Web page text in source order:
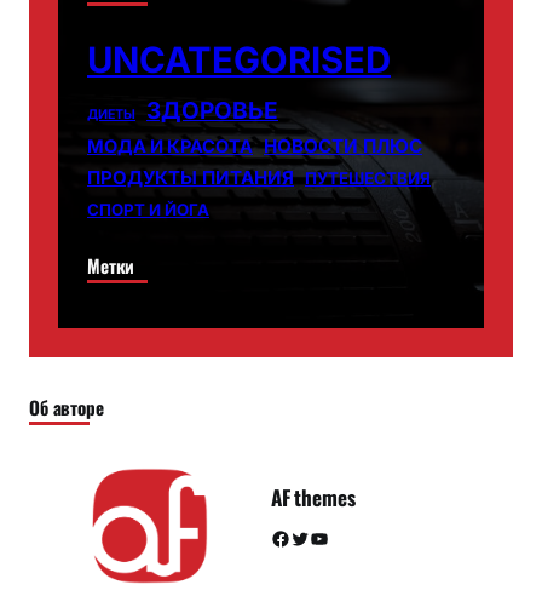
UNCATEGORISED
ДИЕТЫ ЗДОРОВЬЕ
МОДА И КРАСОТА НОВОСТИ ПЛЮС
ПРОДУКТЫ ПИТАНИЯ ПУТЕШЕСТВИЯ
СПОРТ И ЙОГА
Метки
Об авторе
AF themes
Facebook Twitter YouTube